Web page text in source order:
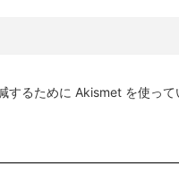
するために Akismet を使って